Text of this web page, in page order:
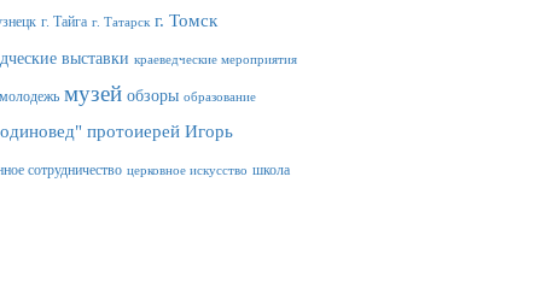
г. Тайга г. Татарск г. Томск
выставки краеведческие мероприятия
молодежь музей обзоры образование
протоиерей Игорь
сотрудничество церковное искусство школа